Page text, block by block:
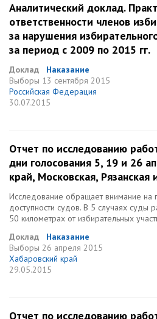
Аналитический доклад.
ответственности членов
за нарушения
за период с 2009 по 2015 гг.
Доклад
Наказание
Выборы 13 сентября 2015
Российская Федерация
30.07.2015
Отчет по исследованию
дни голосования 5, 19 и 26
край, Московская, Рязанская
Исследование обращает внимание на
доступности судов. В 5 случаях суды
50 километрах от избирательных
Доклад
Наказание
Выборы 26 апреля 2015
Хабаровский край
29.05.2015
Отчет по исследованию